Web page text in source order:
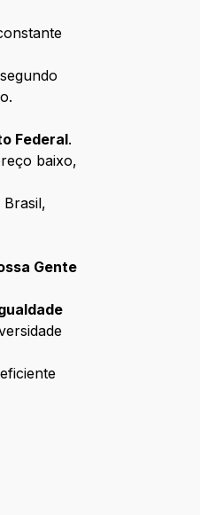
Federal.
baixo,
Gente